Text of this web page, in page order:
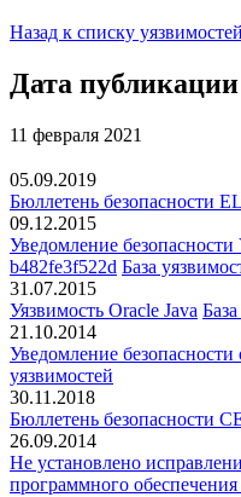
Назад к списку уязвимостей
Дата
11 февраля 2021
05.09.2019
Бюллетень безопасности
09.12.2015
Уведомление
b482fe3f522d База
31.07.2015
Уязвимость Oracle Java
21.10.2014
Уведомление
уязвимостей
30.11.2018
Бюллетень безопасности
26.09.2014
Не установлено
программного обеспечения